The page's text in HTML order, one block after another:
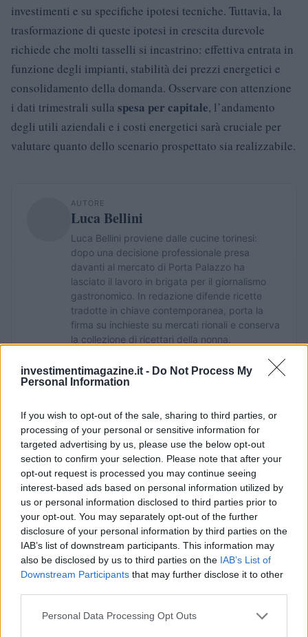
investimentimagazine.it - Do Not Process My
Personal Information
If you wish to opt-out of the sale, sharing to third parties, or
processing of your personal or sensitive information for
targeted advertising by us, please use the below opt-out
section to confirm your selection. Please note that after your
opt-out request is processed you may continue seeing
interest-based ads based on personal information utilized by
us or personal information disclosed to third parties prior to
your opt-out. You may separately opt-out of the further
disclosure of your personal information by third parties on the
IAB’s list of downstream participants. This information may
also be disclosed by us to third parties on the IAB’s List of
Downstream Participants that may further disclose it to other
Please note that this website/app uses one or more Google
Personal Data Processing Opt Outs
investimenti e su specifiche ipotesi tecniche. Tuttavia, la
trasformazione di queste ipotesi in crescita durevole
richiede che molti tasselli si incastrino: effettiva entrata in
funzione degli impianti, stabilità dei prezzi energetici e
consolidamento della domanda. Osservare con attenzione
i dati trimestrali sulla spesa per capitale, l’andamento
degli utili aziendali e i costi energetici sarà cruciale per
valutare quanto dello scenario prospettato sia realizzabile.
AUTORE
Luca Bellini
Luca Bellini proviene dalle cucine torinesi:
dopo una decisione professionale presa
davanti al mercato di Porta Palazzo ha
lasciato il lavoro in brigata per il giornalismo
gastronomico. In redazione difende ricette
tradotte in chiave contemporanea, porta la
firma su inchieste su mercati rionali e conserva
la collezione di ricettari della nonna.